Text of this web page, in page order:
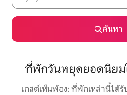
ค้นหา
ที่พักวันหยุดยอดนิยม
เกสต์เห็นพ้อง: ที่พักเหล่านี้ได้